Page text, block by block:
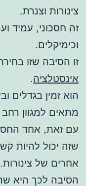
צינורות וצנרת.
זה חסכוני, עמיד
וכימיקלים.
זו הסיבה שזו
אינסטלציה.
הוא זמין בגדלים
מתאים למגוון
עם זאת, אחד
שזה יכול להיות
אחרים של צינורות.
הסיבה לכך היא